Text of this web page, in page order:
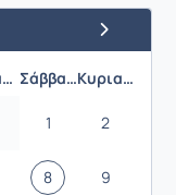
Επόμενος
Παρασκευή Σάββατο Κυριακή
1 2
8 9